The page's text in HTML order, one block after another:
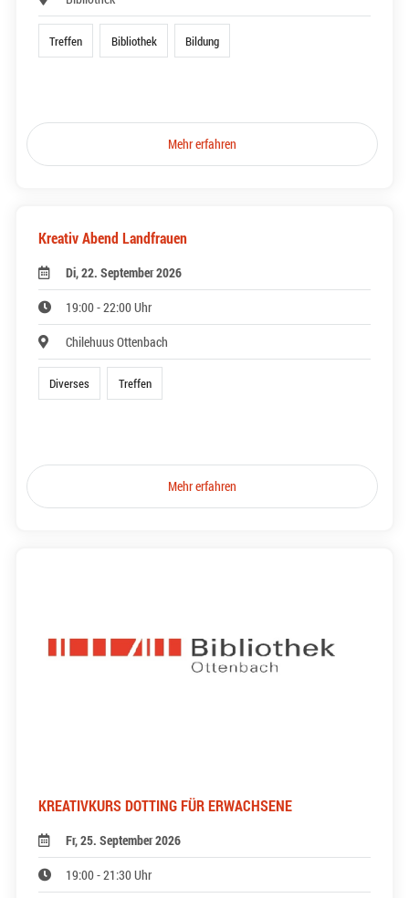
Treffen Bibliothek Bildung
Mehr erfahren
Kreativ Abend Landfrauen
Di, 22. September 2026
19:00 - 22:00 Uhr
Chilehuus Ottenbach
Diverses Treffen
Mehr erfahren
KREATIVKURS DOTTING FÜR ERWACHSENE
Fr, 25. September 2026
19:00 - 21:30 Uhr